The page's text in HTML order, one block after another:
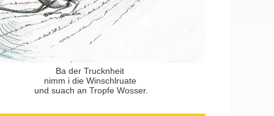
Ba der Trucknheit
nimm i die Winschlruate
und suach an Tropfe Wosser.